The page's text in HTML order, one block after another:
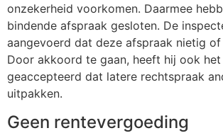
onzekerheid voorkomen. Daarmee
bindende afspraak gesloten. De
aangevoerd dat deze afspraak nietig
Door akkoord te gaan, heeft hij ook
geaccepteerd dat latere rechtspraak
uitpakken.
Geen rentevergoeding